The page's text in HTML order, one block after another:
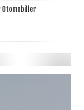
Otomobiller